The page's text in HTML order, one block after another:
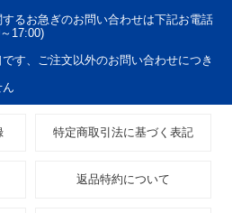
るお急ぎのお問い合わせは下記お電話
17:00)
す、ご注文以外のお問い合わせにつき
特定商取引法に基づく表記
返品特約について